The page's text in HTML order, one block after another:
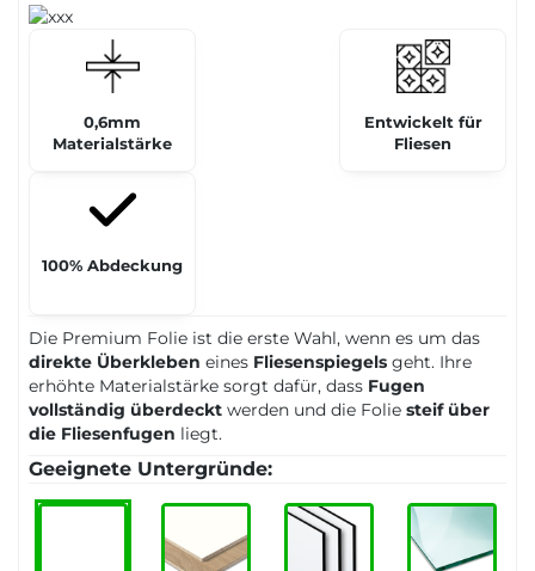
0,6mm
Materialstärke
Entwickelt für
Fliesen
100% Abdeckung
Die Premium Folie ist die erste Wahl, wenn es um das
direkte Überkleben eines Fliesenspiegels geht. Ihre
erhöhte Materialstärke sorgt dafür, dass Fugen
vollständig überdeckt werden und die Folie steif über
die Fliesenfugen liegt.
Geeignete Untergründe: